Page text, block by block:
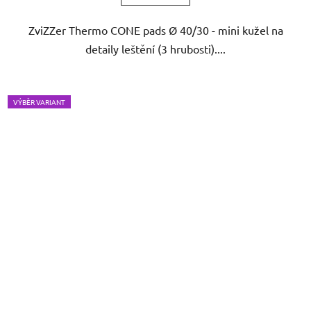
ZviZZer Thermo CONE pads Ø 40/30 - mini kužel na
detaily leštění (3 hrubosti)....
VÝBĚR VARIANT